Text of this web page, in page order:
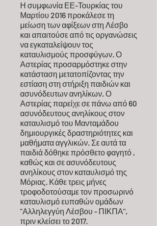
Η συμφωνία ΕΕ-Τουρκίας του
Μαρτίου 2016 προκάλεσε τη
μείωση των αφίξεων στη Λέσβο
και απαιτούσε από τις οργανώσεις
να εγκαταλείψουν τος
καταυλισμούς προσφύγων. Ο
Αστερίας προσαρμόστηκε στην
κατάσταση μετατοπίζοντας την
εστίαση στη στήριξη παιδιών και
ασυνόδευτων ανηλίκων. Ο
Αστερίας παρείχε σε πάνω από 60
ασυνόδευτους ανηλίκους στον
καταυλισμό του Μανταμάδου
δημιουργικές δραστηριότητες και
μαθήματα αγγλικών. Σε αυτά τα
παιδιά δόθηκε πρόσθετο φαγητό ,
καθώς και σε ασυνόδευτους
ανηλίκους στον καταυλισμό της
Μόριας. Κάθε τρεις μήνες
τροφοδοτούσαμε τον προσωρινό
καταυλισμό ευπαθών ομάδων
"Αλληλεγγύη Λέσβου - ΠΙΚΠΑ",
πριν κλείσει το 2017.